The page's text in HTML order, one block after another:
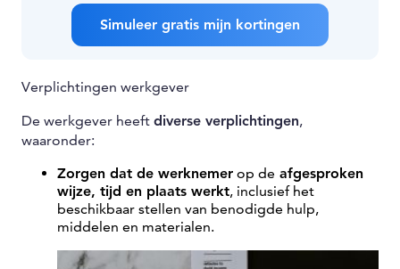
Simuleer gratis mijn kortingen
Verplichtingen werkgever
De werkgever heeft diverse verplichtingen,
waaronder:
Zorgen dat de werknemer op de afgesproken
wijze, tijd en plaats werkt, inclusief het
beschikbaar stellen van benodigde hulp,
middelen en materialen.